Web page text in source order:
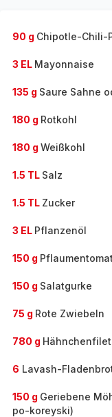
90 g Chipotle-Chili-
3 EL Mayonnaise
135 g Saure Sahne
180 g Rotkohl
180 g Weißkohl
1.5 TL Salz
1.5 TL Zucker
3 EL Pflanzenöl
150 g
150 g Salatgurke
75 g Rote Zwiebeln
780 g Hähnchenfilet
6 Lavash-
150 g Geriebene
po-koreyski)